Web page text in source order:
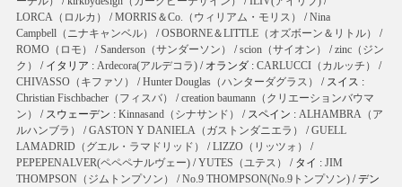
LORCA（ロルカ）
/MORRIS＆Co.（ウィリアム・モリス） /Nina
Campbell（ニナキャンベル）
/OSBORNE＆LITTLE（オズボーン＆リトル）
/
ROMO（ロモ）
/Sanderson（サンダーソン） /scion（サイオン） /zinc（ジン
ク）
/ イタリア : Ardecora(アルデコラ)/ オランダ : CARLUCCI（カルッチ）
/
CHIVASSO（キファソ）
/Hunter Douglas（ハンターダグラス）
/ スイス :
Christian Fischbacher（フィスバ）
/creation baumann（クリエーションバウマ
ン）
/ スウェーデン : Kinnasand（シナサンド） / スペイン : ALHAMBRA（ア
ルハンブラ）
/GASTON Y DANIELA（ガストンダニエラ） /GUELL
LAMADRID（グエル・ラマドリッド）
/LIZZO（リッツォ）
/
PEPEPENALVER(ペペペナルヴェー)/YUTES（ユテス） / タイ : JIM
THOMPSON（ジムトンプソン）
/No.9 THOMPSON(No.9トンプソン)/ デン